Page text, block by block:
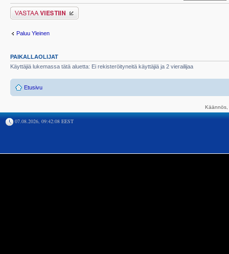
Lähetä vastaus
Paluu Yleinen
PAIKALLAOLIJAT
Käyttäjiä lukemassa tätä aluetta: Ei rekisteröityneitä käyttäjiä ja 2 vierailijaa
Etusivu
07.08.2026, 09:42:08 EEST